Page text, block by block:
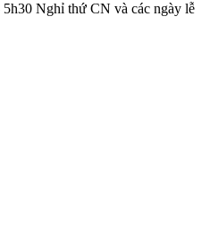
Nghỉ thứ CN và các ngày lễ